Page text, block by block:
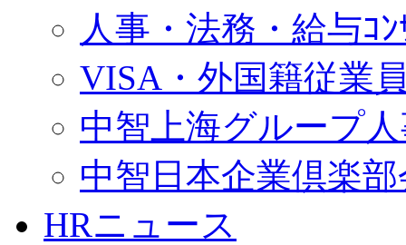
人事・法務・給与ｺﾝ
VISA・外国籍従業
中智上海グループ
中智日本企業倶楽
HRニュース